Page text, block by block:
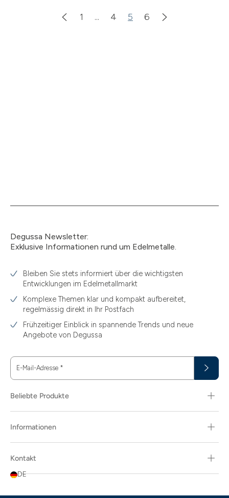
1.49
1.87
11.61
15
15.60
3.10
1 ... 4 5 6
Degussa Newsletter:
Exklusive Informationen rund um Edelmetalle.
Bleiben Sie stets informiert über die wichtigsten
Entwicklungen im Edelmetallmarkt
Komplexe Themen klar und kompakt aufbereitet,
regelmässig direkt in Ihr Postfach
Frühzeitiger Einblick in spannende Trends und neue
Angebote von Degussa
E-Mail-Adresse *
Beliebte Produkte
Informationen
Kontakt
DE